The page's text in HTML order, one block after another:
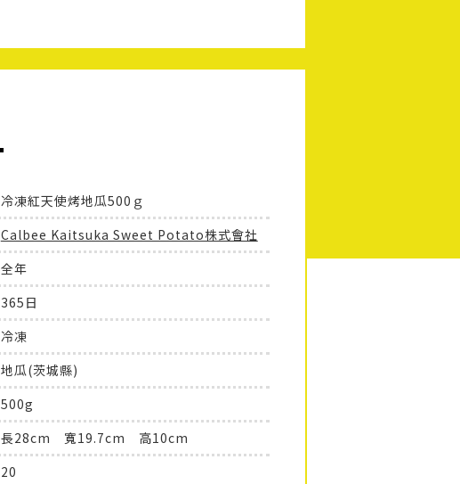
冷凍紅天使烤地瓜500ｇ
Calbee Kaitsuka Sweet Potato株式會社
全年
365日
冷凍
地瓜(茨城縣)
500g
長28cm 寬19.7cm 高10cm
20